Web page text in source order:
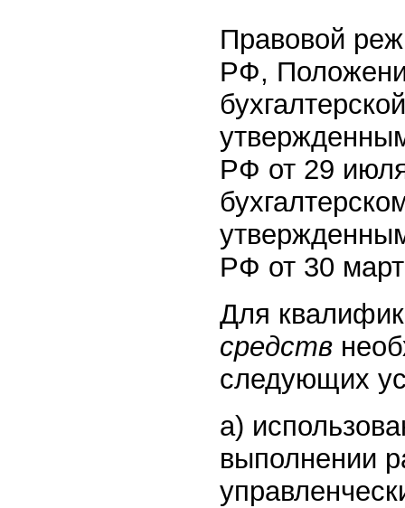
Правовой
РФ,
РФ от 29
РФ от 30
Для
средств
следующих
а)
выполнении